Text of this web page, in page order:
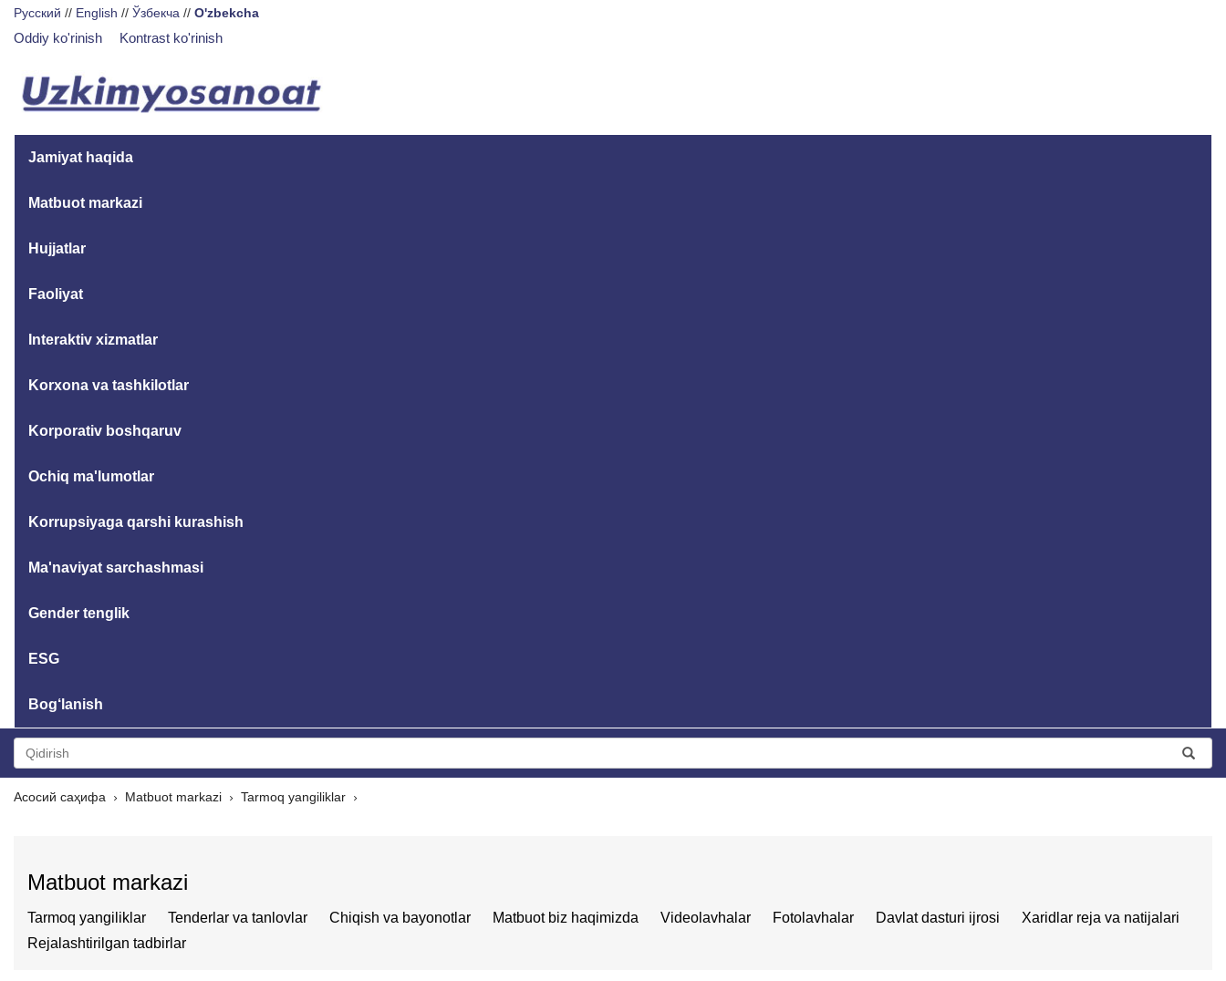
Русский // English // Ўзбекча // O'zbekcha
Oddiy ko'rinish Kontrast ko'rinish
Jamiyat haqida
Matbuot markazi
Hujjatlar
Faoliyat
Interaktiv xizmatlar
Korxona va tashkilotlar
Korporativ boshqaruv
Ochiq ma'lumotlar
Korrupsiyaga qarshi kurashish
Ma'naviyat sarchashmasi
Gender tenglik
ESG
Bog‘lanish
Асосий саҳифа Matbuot markazi Tarmoq yangiliklar
Matbuot markazi
Tarmoq yangiliklar Tenderlar va tanlovlar Chiqish va bayonotlar Matbuot biz haqimizda Videolavhalar Fotolavhalar Davlat dasturi ijrosi
Xaridlar reja va natijalari
Rejalashtirilgan tadbirlar